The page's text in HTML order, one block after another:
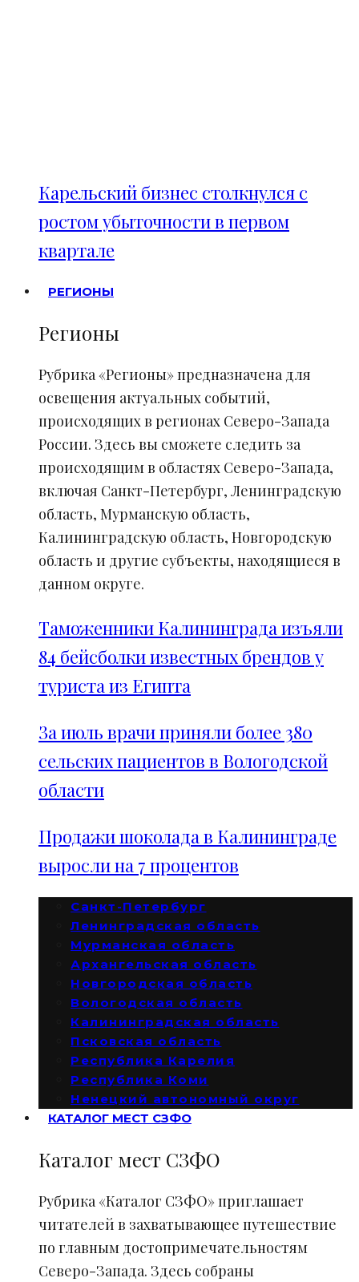
Карельский бизнес столкнулся с
ростом убыточности в первом
квартале
РЕГИОНЫ
Регионы
Рубрика «Регионы» предназначена для
освещения актуальных событий,
происходящих в регионах Северо-Запада
России. Здесь вы сможете следить за
происходящим в областях Северо-Запада,
включая Санкт-Петербург, Ленинградскую
область, Мурманскую область,
Калининградскую область, Новгородскую
область и другие субъекты, находящиеся в
данном округе.
Таможенники Калининграда изъяли
84 бейсболки известных брендов у
туриста из Египта
За июль врачи приняли более 380
сельских пациентов в Вологодской
области
Продажи шоколада в Калининграде
выросли на 7 процентов
Санкт-Петербург
Ленинградская область
Мурманская область
Архангельская область
Новгородская область
Вологодская область
Калининградская область
Псковская область
Республика Карелия
Республика Коми
Ненецкий автономный округ
КАТАЛОГ МЕСТ СЗФО
Каталог мест СЗФО
Рубрика «Каталог СЗФО» приглашает
читателей в захватывающее путешествие
по главным достопримечательностям
Северо-Запада. Здесь собраны